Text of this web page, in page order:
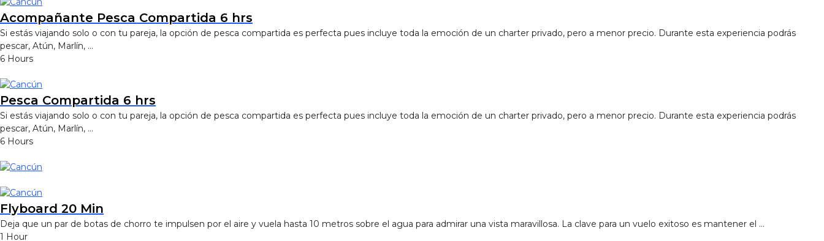
Acompañante Pesca Compartida 6 hrs
Si estás viajando solo o con tu pareja, la opción de pesca compartida es perfecta pues incluye toda la emoción de un charter privado, pero a menor precio. Durante esta experiencia podrás
pescar, Atún, Marlín, …
6 Hours
Pesca Compartida 6 hrs
Si estás viajando solo o con tu pareja, la opción de pesca compartida es perfecta pues incluye toda la emoción de un charter privado, pero a menor precio. Durante esta experiencia podrás
pescar, Atún, Marlín, …
6 Hours
Flyboard 20 Min
Deja que un par de botas de chorro te impulsen por el aire y vuela hasta 10 metros sobre el agua para admirar una vista maravillosa. La clave para un vuelo exitoso es mantener el …
1 Hour